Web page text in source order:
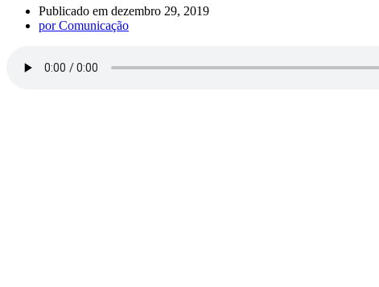
Publicado em dezembro 29, 2019
porComunicação